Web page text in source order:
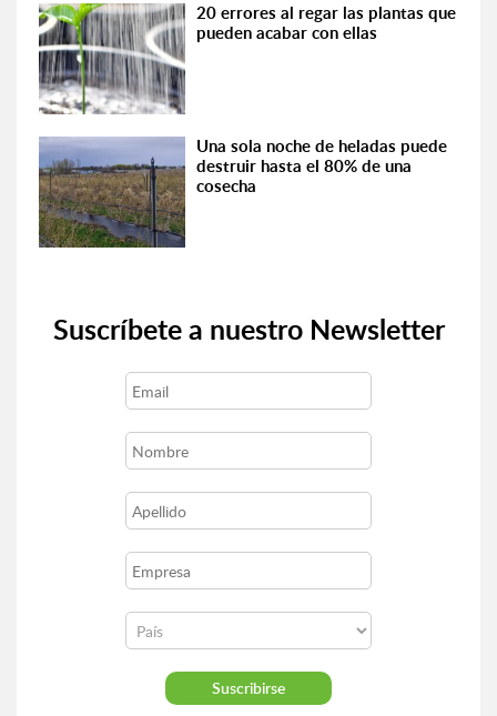
20 errores al regar las plantas que
pueden acabar con ellas
Una sola noche de heladas puede
destruir hasta el 80% de una
cosecha
Suscríbete a nuestro Newsletter